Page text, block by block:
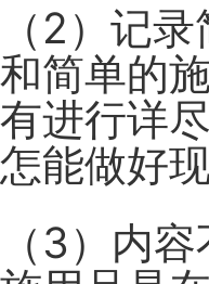
（2）记录
和简单的
有进行详
怎能做好
（3）内